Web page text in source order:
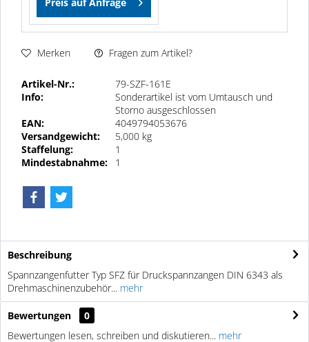
Merken Fragen zum Artikel?
Artikel-Nr.:
79-SZF-161E
Info:
Sonderartikel ist vom Umtausch und
Storno ausgeschlossen
EAN:
4049794053676
Versandgewicht:
5,000 kg
Staffelung:
1
Mindestabnahme:
1
Beschreibung
Spannzangenfutter Typ SFZ für Druckspannzangen DIN 6343 als
Drehmaschinenzubehör... mehr
Bewertungen
0
Bewertungen lesen, schreiben und diskutieren... mehr